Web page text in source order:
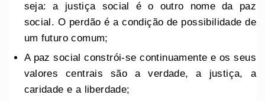
seja: a justiça social é o outro nome da paz
social. O perdão é a condição de possibilidade de
um futuro comum;
A paz social constrói-se continuamente e os seus
valores centrais são a verdade, a justiça, a
caridade e a liberdade;